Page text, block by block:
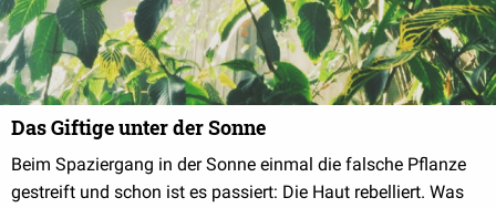
Das Giftige unter der Sonne
Beim Spaziergang in der Sonne einmal die falsche Pflanze
gestreift und schon ist es passiert: Die Haut rebelliert. Was